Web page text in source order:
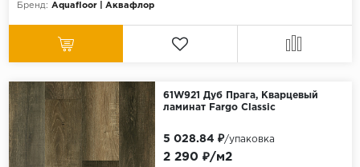
Бренд: Aquafloor | Аквафлор
61W921 Дуб Прага, Кварцевый
ламинат Fargo Classic
2 290 ₽/м2
5 028.84 ₽/упаковка